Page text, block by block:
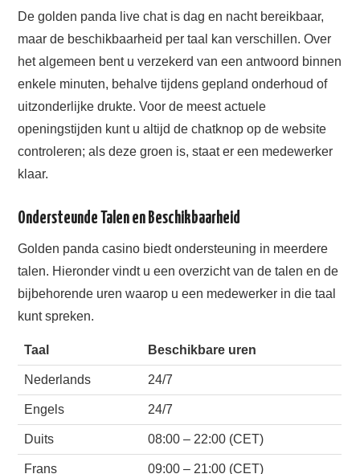
De golden panda live chat is dag en nacht bereikbaar,
maar de beschikbaarheid per taal kan verschillen. Over
het algemeen bent u verzekerd van een antwoord binnen
enkele minuten, behalve tijdens gepland onderhoud of
uitzonderlijke drukte. Voor de meest actuele
openingstijden kunt u altijd de chatknop op de website
controleren; als deze groen is, staat er een medewerker
klaar.
Ondersteunde Talen en Beschikbaarheid
Golden panda casino biedt ondersteuning in meerdere
talen. Hieronder vindt u een overzicht van de talen en de
bijbehorende uren waarop u een medewerker in die taal
kunt spreken.
Taal Beschikbare uren
Nederlands 24/7
Engels 24/7
Duits 08:00 – 22:00 (CET)
Frans 09:00 – 21:00 (CET)